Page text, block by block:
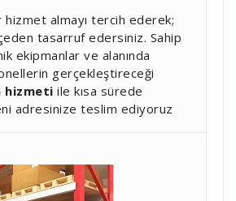
almayı tercih ederek;
tasarruf edersiniz. Sahip
ekipmanlar ve alanında
gerçekleştireceği
hizmeti ile kısa sürede
adresinize teslim ediyoruz